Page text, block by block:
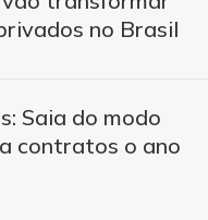
no Brasil
Saia do modo
contratos o ano